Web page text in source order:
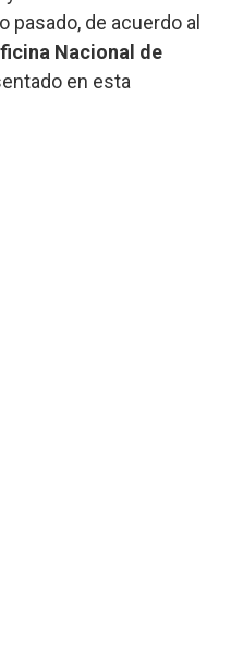
pasado, de acuerdo al
Nacional de
en esta